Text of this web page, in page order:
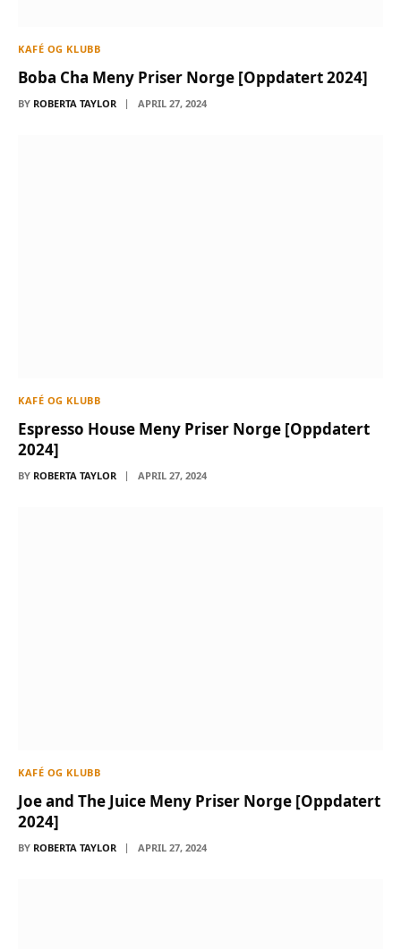
KAFÉ OG KLUBB
Boba Cha Meny Priser Norge [Oppdatert 2024]
BY ROBERTA TAYLOR APRIL 27, 2024
KAFÉ OG KLUBB
Espresso House Meny Priser Norge [Oppdatert
2024]
BY ROBERTA TAYLOR APRIL 27, 2024
KAFÉ OG KLUBB
Joe and The Juice Meny Priser Norge [Oppdatert
2024]
BY ROBERTA TAYLOR APRIL 27, 2024